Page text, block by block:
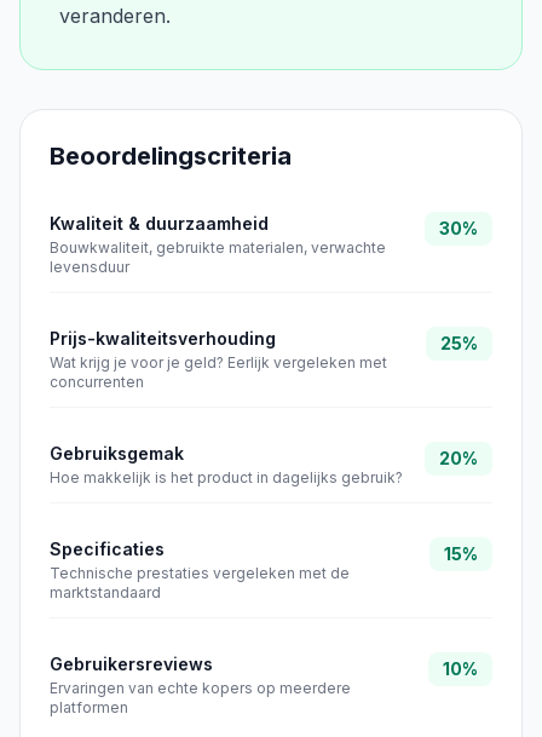
veranderen.
Beoordelingscriteria
Kwaliteit & duurzaamheid
Bouwkwaliteit, gebruikte materialen, verwachte
levensduur
30%
Prijs-kwaliteitsverhouding
Wat krijg je voor je geld? Eerlijk vergeleken met
concurrenten
25%
Gebruiksgemak
Hoe makkelijk is het product in dagelijks gebruik?
20%
Specificaties
Technische prestaties vergeleken met de
marktstandaard
15%
Gebruikersreviews
Ervaringen van echte kopers op meerdere
platformen
10%